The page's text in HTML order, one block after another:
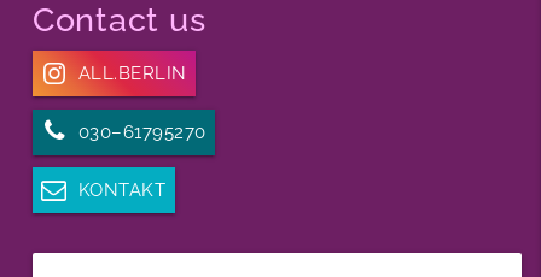
Contact us
ALL.BERLIN
030–61795270
KONTAKT